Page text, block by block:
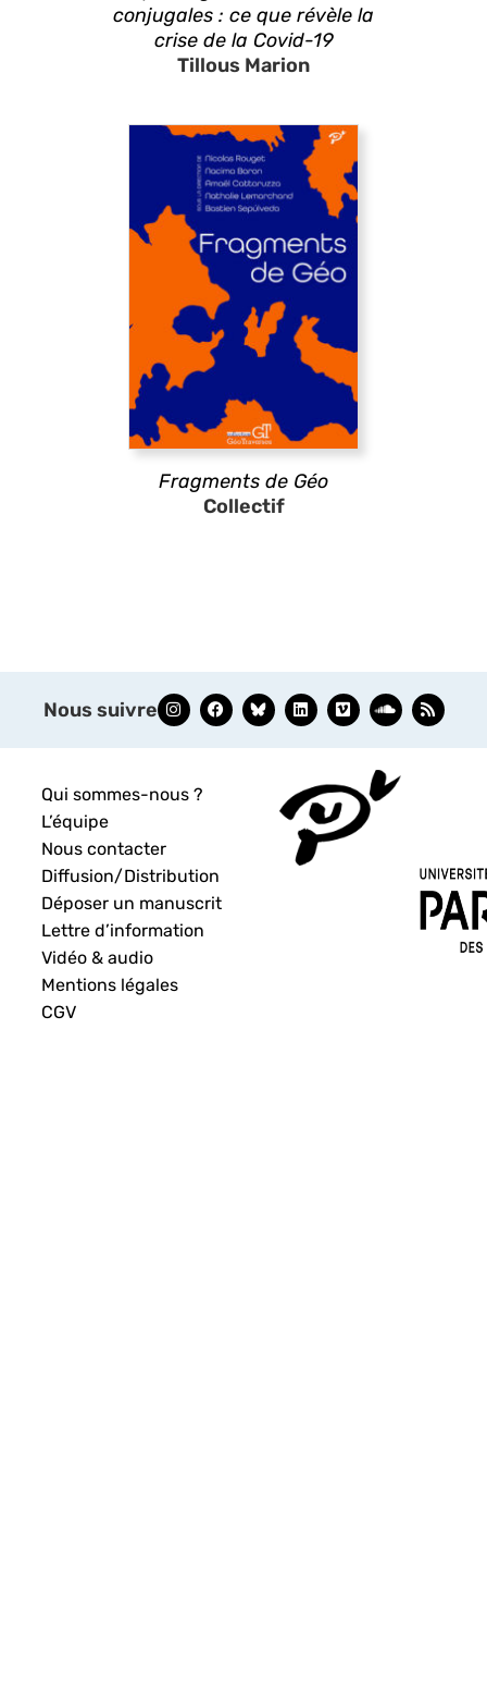
conjugales : ce que révèle la
crise de la Covid-19
Tillous Marion
Fragments de Géo
Collectif
Nous suivre
Qui sommes-nous ?
L’équipe
Nous contacter
Diffusion/Distribution
Déposer un manuscrit
Lettre d’information
Vidéo & audio
Mentions légales
CGV